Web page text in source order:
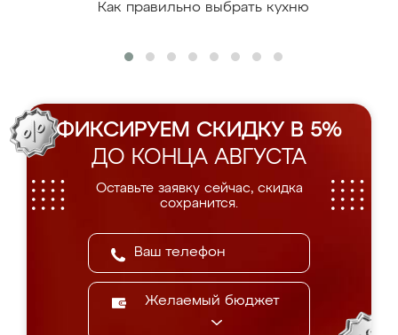
Как правильно выбрать кухню
ФИКСИРУЕМ СКИДКУ В 5%
ДО КОНЦА АВГУСТА
Оставьте заявку сейчас, скидка
сохранится.
Желаемый бюджет